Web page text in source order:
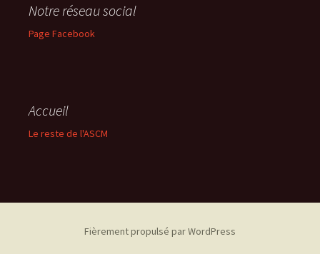
Notre réseau social
Page Facebook
Accueil
Le reste de l'ASCM
Fièrement propulsé par WordPress